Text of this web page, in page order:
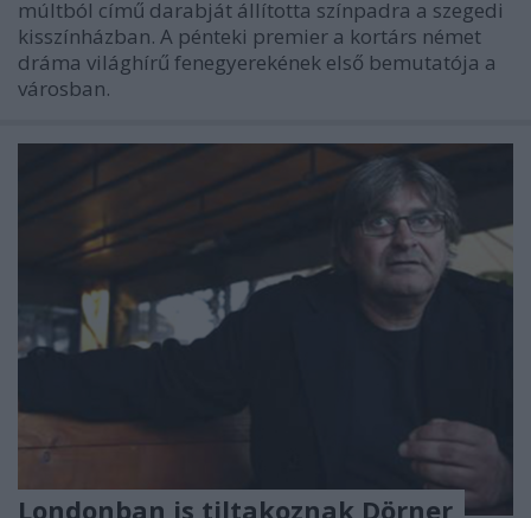
múltból című darabját állította színpadra a szegedi
kisszínházban. A pénteki premier a kortárs német
dráma világhírű fenegyerekének első bemutatója a
városban.
Londonban is tiltakoznak Dörner